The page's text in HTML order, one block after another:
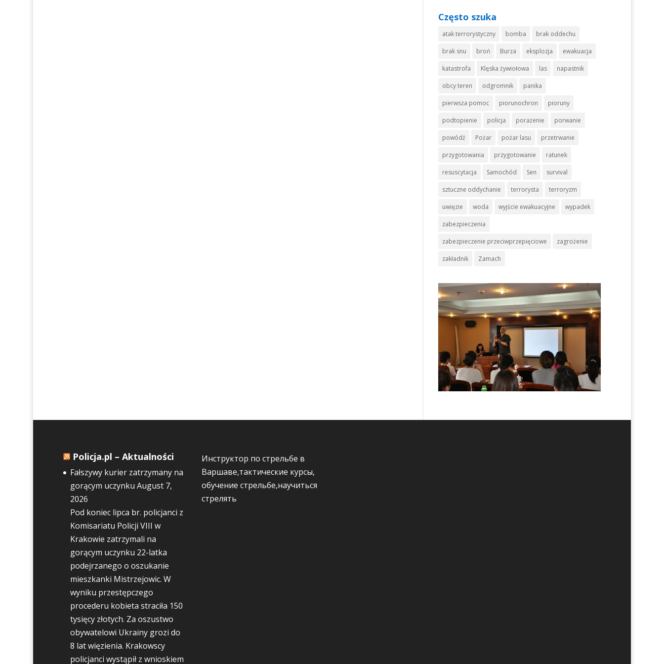
Często szuka
atak terrorystyczny bomba brak oddechu
brak snu broń Burza eksplozja ewakuacja
katastrofa Klęska żywiołowa las napastnik
obcy teren odgromnik panika
pierwsza pomoc piorunochron pioruny
podtopienie policja porażenie porwanie
powódź Pożar pożar lasu przetrwanie
przygotowania przygotowanie ratunek
resuscytacja Samochód Sen survival
sztuczne oddychanie terrorysta terroryzm
uwięzie woda wyjście ewakuacyjne wypadek
zabezpieczenia
zabezpieczenie przeciwprzepięciowe zagrożenie
zakładnik Zamach
Policja.pl – Aktualności
Fałszywy kurier zatrzymany na
gorącym uczynku August 7,
2026
Pod koniec lipca br. policjanci z
Komisariatu Policji VIII w
Krakowie zatrzymali na
gorącym uczynku 22-latka
podejrzanego o oszukanie
mieszkanki Mistrzejowic. W
wyniku przestępczego
procederu kobieta straciła 150
tysięcy złotych. Za oszustwo
obywatelowi Ukrainy grozi do
8 lat więzienia. Krakowscy
policjanci wystąpił z wnioskiem
Инструктор по стрельбе в
Варшаве,тактические курсы,
обучение стрельбе,научиться
стрелять